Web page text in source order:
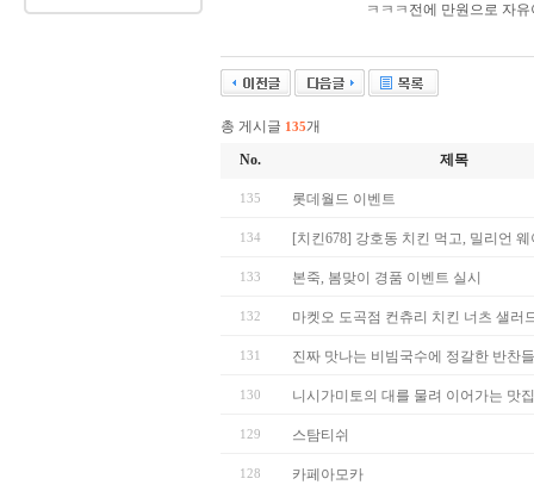
ㅋㅋㅋ전에 만원으로 자
총 게시글 135개
No.
제목
135 롯데월드 이벤트
134 [치킨678] 강호동 치킨 먹고, 밀리언 웨
133 본죽, 봄맞이 경품 이벤트 실시
132 마켓오 도곡점 컨츄리 치킨 너츠 샐러
131 진짜 맛나는 비빔국수에 정갈한 반찬
130 니시가미토의 대를 물려 이어가는 맛집
129 스탐티쉬
128 카페아모카